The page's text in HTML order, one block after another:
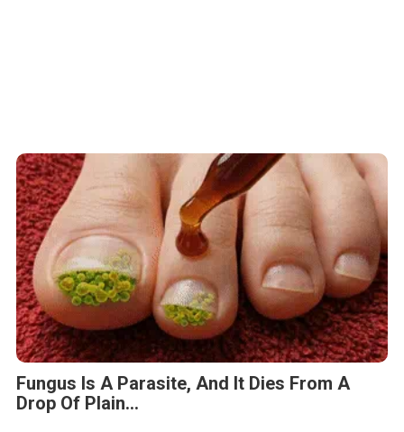
This Simple Trick Removes All Parasites
From Your Body!